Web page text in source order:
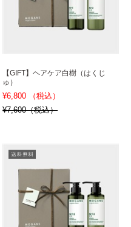
【GIFT】ヘアケア白樹（はくじ
ゅ）
¥6,800 （税込）
¥7,600（税込）